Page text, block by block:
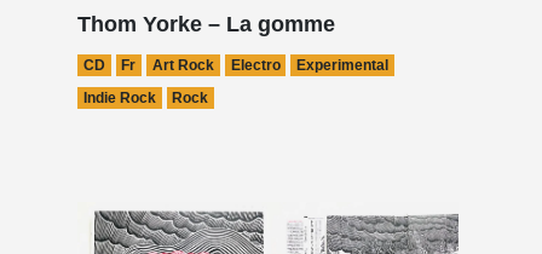
Thom Yorke – La gomme
CD Fr Art Rock Electro
Experimental
Indie Rock
Rock